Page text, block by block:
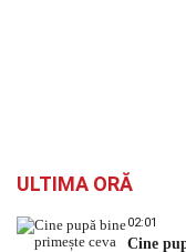
ULTIMA ORĂ
02:01
Cine